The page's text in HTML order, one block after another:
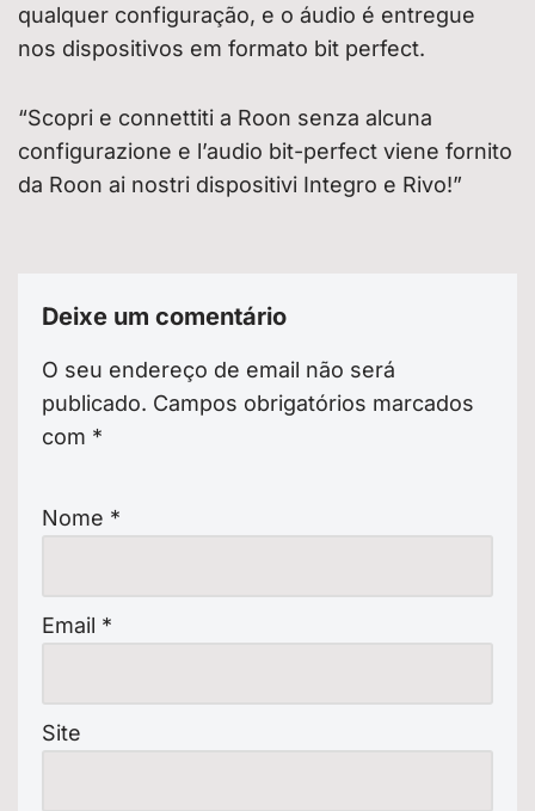
qualquer configuração, e o áudio é entregue
nos dispositivos em formato bit perfect.
“Scopri e connettiti a Roon senza alcuna
configurazione e l’audio bit-perfect viene fornito
da Roon ai nostri dispositivi Integro e Rivo!”
Deixe um comentário
O seu endereço de email não será
publicado. Campos obrigatórios marcados
com *
Nome *
Email *
Site